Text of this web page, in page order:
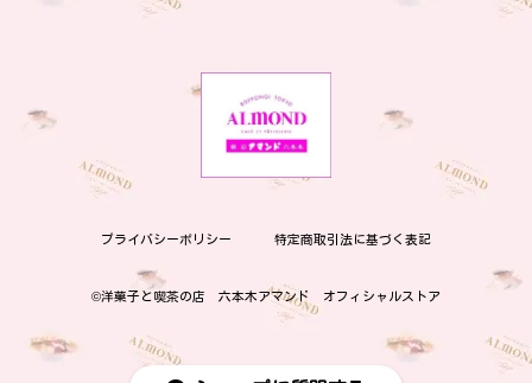
プライバシーポリシー 特定商取引法に基づく表記
©︎洋菓子と喫茶の店 六本木アマンド オフィシャルストア